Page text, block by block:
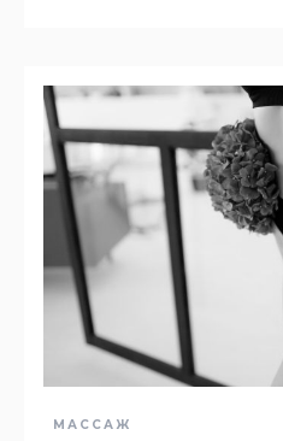
МАССАЖ